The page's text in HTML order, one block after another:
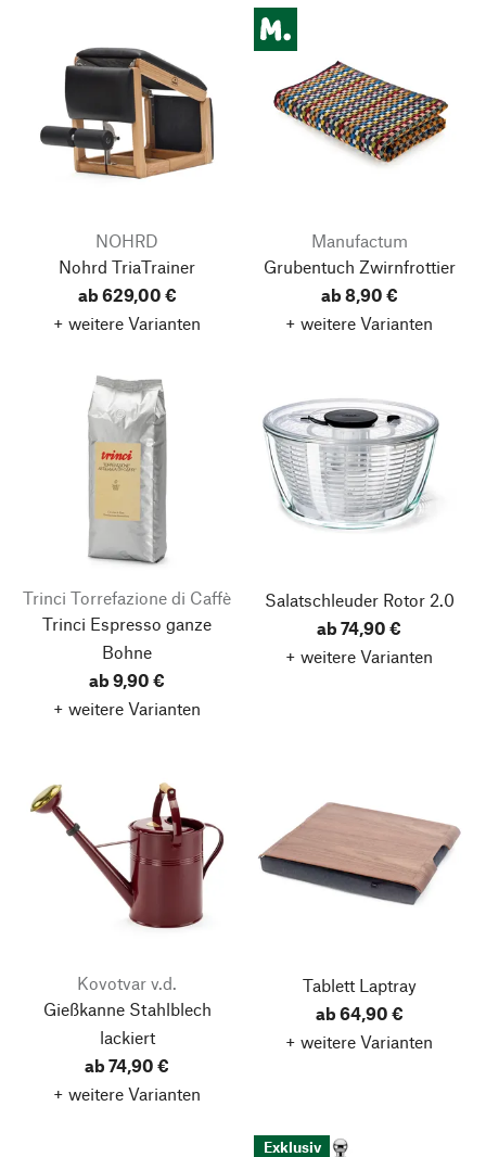
NOHRD
Nohrd TriaTrainer
ab 629,00 €
+ weitere Varianten
Manufactum
Grubentuch Zwirnfrottier
ab 8,90 €
+ weitere Varianten
Trinci Torrefazione di Caffè
Trinci Espresso ganze
Bohne
ab 9,90 €
+ weitere Varianten
Salatschleuder Rotor 2.0
ab 74,90 €
+ weitere Varianten
Kovotvar v.d.
Gießkanne Stahlblech
lackiert
ab 74,90 €
+ weitere Varianten
Tablett Laptray
ab 64,90 €
+ weitere Varianten
Exklusiv